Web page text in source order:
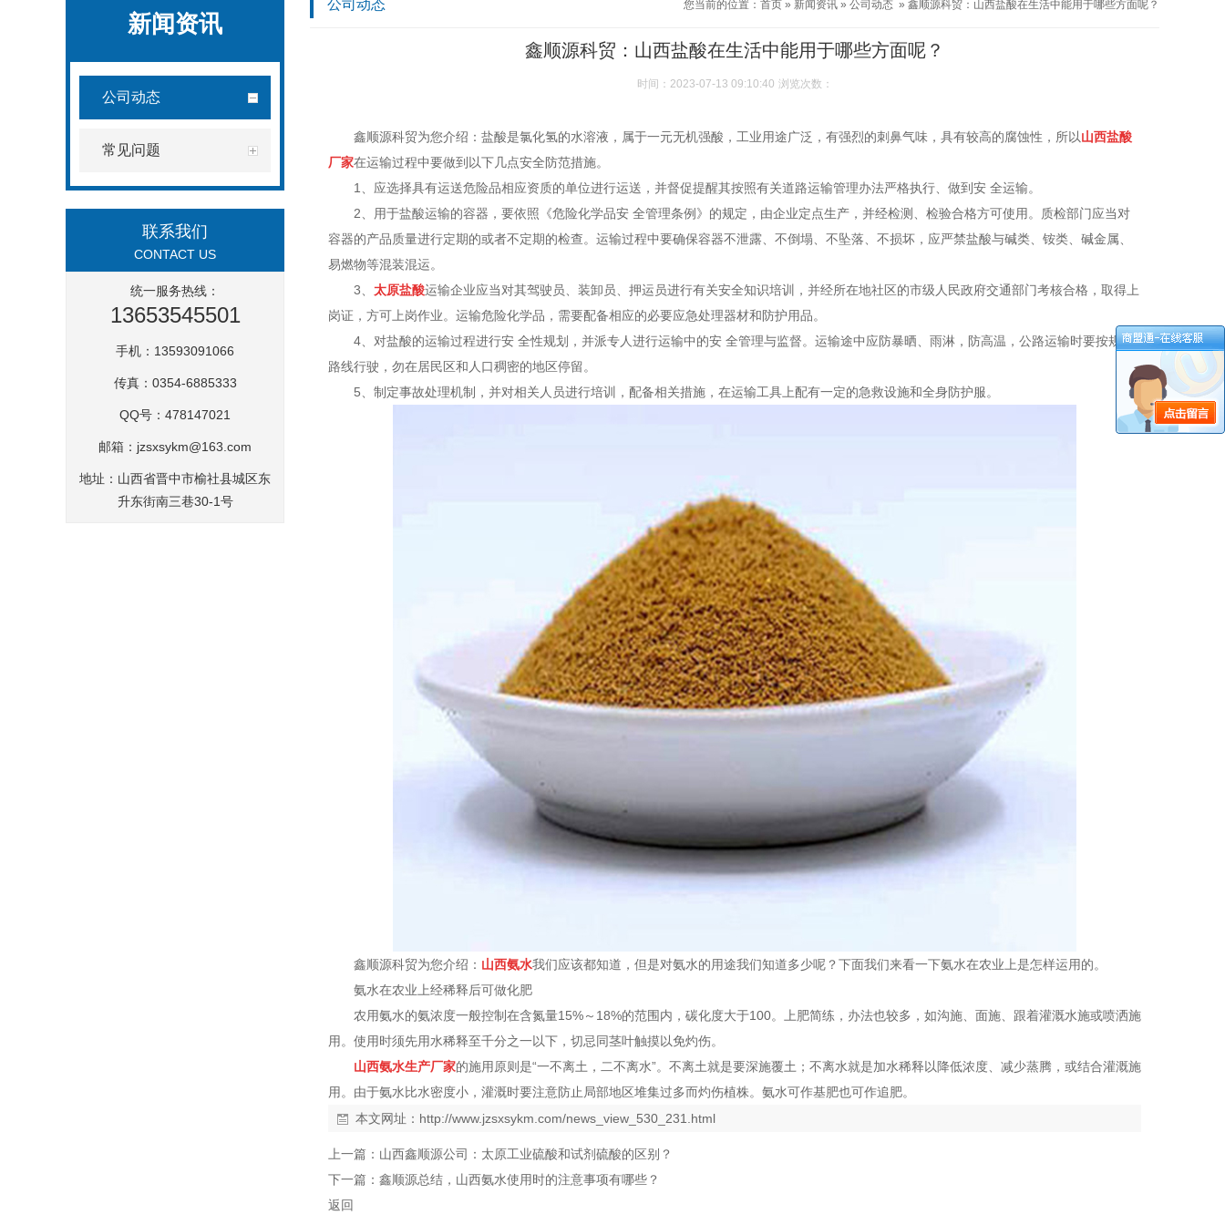
新闻资讯
公司动态
常见问题
联系我们
CONTACT US
统一服务热线：
13653545501
手机：13593091066
传真：0354-6885333
QQ号：478147021
邮箱： jzsxsykm@163.com
地址：山西省晋中市榆社县城区东
升东街南三巷30-1号
公司动态 您当前的位置： 首页 » 新闻资讯 » 公司动态 » 鑫顺源科贸：山西盐酸在生活中能用于哪些方面呢？
鑫顺源科贸：山西盐酸在生活中能用于哪些方面呢？
时间：2023-07-13 09:10:40 浏览次数：
鑫顺源科贸为您介绍：盐酸是氯化氢的水溶液，属于一元无机强酸，工业用途广泛，有强烈的刺鼻气味，具有较高的腐蚀性，所以山西盐酸
厂家在运输过程中要做到以下几点安全防范措施。
1、应选择具有运送危险品相应资质的单位进行运送，并督促提醒其按照有关道路运输管理办法严格执行、做到安 全运输。
2、用于盐酸运输的容器，要依照《危险化学品安 全管理条例》的规定，由企业定点生产，并经检测、检验合格方可使用。质检部门应当对
容器的产品质量进行定期的或者不定期的检查。运输过程中要确保容器不泄露、不倒塌、不坠落、不损坏，应严禁盐酸与碱类、铵类、碱金属、
易燃物等混装混运。
3、 太原盐酸运输企业应当对其驾驶员、装卸员、押运员进行有关安全知识培训，并经所在地社区的市级人民政府交通部门考核合格，取得上
岗证，方可上岗作业。运输危险化学品，需要配备相应的必要应急处理器材和防护用品。
4、对盐酸的运输过程进行安 全性规划，并派专人进行运输中的安 全管理与监督。运输途中应防暴晒、雨淋，防高温，公路运输时要按规定
路线行驶，勿在居民区和人口稠密的地区停留。
5、制定事故处理机制，并对相关人员进行培训，配备相关措施，在运输工具上配有一定的急救设施和全身防护服。
鑫顺源科贸为您介绍： 山西氨水我们应该都知道，但是对氨水的用途我们知道多少呢？下面我们来看一下氨水在农业上是怎样运用的。
氨水在农业上经稀释后可做化肥
农用氨水的氨浓度一般控制在含氮量15%～18%的范围内，碳化度大于100。上肥简练，办法也较多，如沟施、面施、跟着灌溉水施或喷洒施
用。使用时须先用水稀释至千分之一以下，切忌同茎叶触摸以免灼伤。
山西氨水生产厂家的施用原则是“一不离土，二不离水”。不离土就是要深施覆土；不离水就是加水稀释以降低浓度、减少蒸腾，或结合灌溉施
用。由于氨水比水密度小，灌溉时要注意防止局部地区堆集过多而灼伤植株。氨水可作基肥也可作追肥。
本文网址： http://www.jzsxsykm.com/news_view_530_231.html
上一篇： 山西鑫顺源公司：太原工业硫酸和试剂硫酸的区别？
下一篇： 鑫顺源总结，山西氨水使用时的注意事项有哪些？
返回